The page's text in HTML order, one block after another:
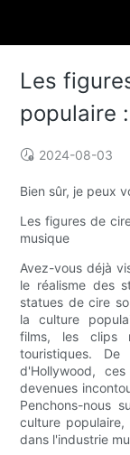
Les
populaire
2024-08-03
Bien sûr, je peux
Les figures de
musique
Avez-vous déjà
le réalisme des
statues de cire
la culture
films, les clips
touristiques.
d'Hollywood,
devenues
Penchons-nous
culture
dans l'industrie